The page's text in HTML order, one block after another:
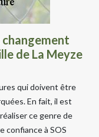
de La Meyze
qui doivent être
En fait, il est
ce genre de
confiance à SOS